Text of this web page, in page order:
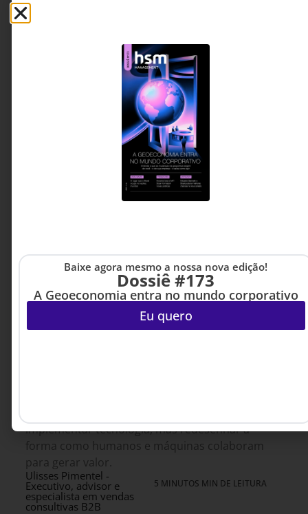
INOVAÇÃO & ESTRATÉGIA,
TECNOLOGIA & INTELIGENCIA
7 DE AGOSTO DE 2026 14H00
Empresas preparadas para a próxima
década não usam IA. Elas se reorganizam
A inteligência artificial deixou de ser apenas uma
implementar tecnologia, mas redesenhar a
forma como humanos e máquinas colaboram
para gerar valor.
Ulisses Pimentel -
Executivo, advisor e
especialista em vendas
consultivas B2B
5 MINUTOS MIN DE LEITURA
Baixe agora mesmo a nossa nova edição!
Dossiê #173
A Geoeconomia entra no mundo corporativo
Eu quero